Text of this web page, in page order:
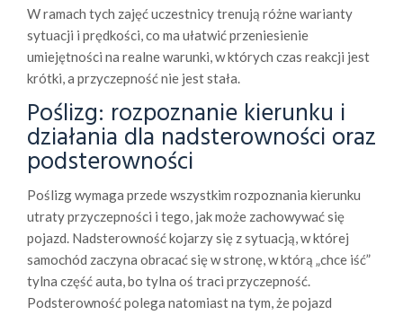
W ramach tych zajęć uczestnicy trenują różne warianty
sytuacji i prędkości, co ma ułatwić przeniesienie
umiejętności na realne warunki, w których czas reakcji jest
krótki, a przyczepność nie jest stała.
Poślizg: rozpoznanie kierunku i
działania dla nadsterowności oraz
podsterowności
Poślizg wymaga przede wszystkim rozpoznania kierunku
utraty przyczepności i tego, jak może zachowywać się
pojazd. Nadsterowność kojarzy się z sytuacją, w której
samochód zaczyna obracać się w stronę, w którą „chce iść”
tylna część auta, bo tylna oś traci przyczepność.
Podsterowność polega natomiast na tym, że pojazd